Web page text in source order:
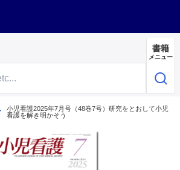
書籍
メニュー
小児看護2025年7月号（48巻7号）研究をとおして小児
看護を解き明かそう